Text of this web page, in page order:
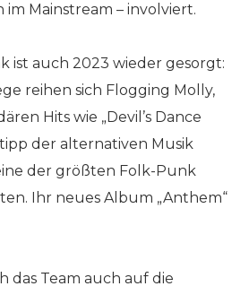
Mainstream – involviert.
ist auch 2023 wieder gesorgt:
reihen sich Flogging Molly,
Hits wie „Devil’s Dance
der alternativen Musik
der größten Folk-Punk
Ihr neues Album „Anthem“
das Team auch auf die